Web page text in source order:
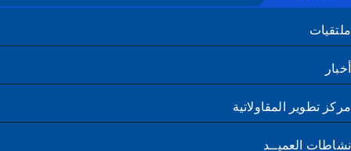
تطوير المقاولاتية
العميــد